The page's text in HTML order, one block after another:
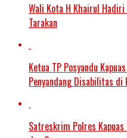
Wali Kota H Khairul
Tarakan
Ketua TP Posyandu
Penyandang Disabilitas di
Satreskrim Polres